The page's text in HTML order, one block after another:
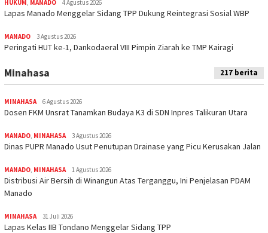
HUKUM, MANADO 4 Agustus 2026
Lapas Manado Menggelar Sidang TPP Dukung Reintegrasi Sosial WBP
MANADO 3 Agustus 2026
Peringati HUT ke-1, Dankodaeral VIII Pimpin Ziarah ke TMP Kairagi
Minahasa 217 berita
MINAHASA 6 Agustus 2026
Dosen FKM Unsrat Tanamkan Budaya K3 di SDN Inpres Talikuran Utara
MANADO MINAHASA 3 Agustus 2026
Dinas PUPR Manado Usut Penutupan Drainase yang Picu Kerusakan Jalan
MANADO MINAHASA 1 Agustus 2026
Distribusi Air Bersih di Winangun Atas Terganggu, Ini Penjelasan PDAM
Manado
MINAHASA 31 Juli 2026
Lapas Kelas IIB Tondano Menggelar Sidang TPP